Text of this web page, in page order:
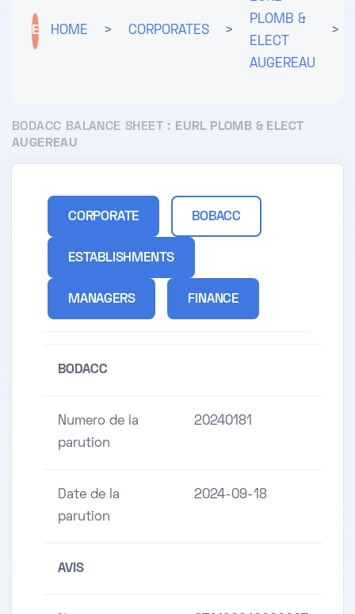
E HOME > CORPORATES >
PLOMB &
ELECT
AUGEREAU
>
BODACC BALANCE SHEET :
EURL PLOMB & ELECT
AUGEREAU
CORPORATE BOBACC
ESTABLISHMENTS
MANAGERS FINANCE
BODACC
Numero de la
parution
20240181
Date de la
parution
2024-09-18
AVIS